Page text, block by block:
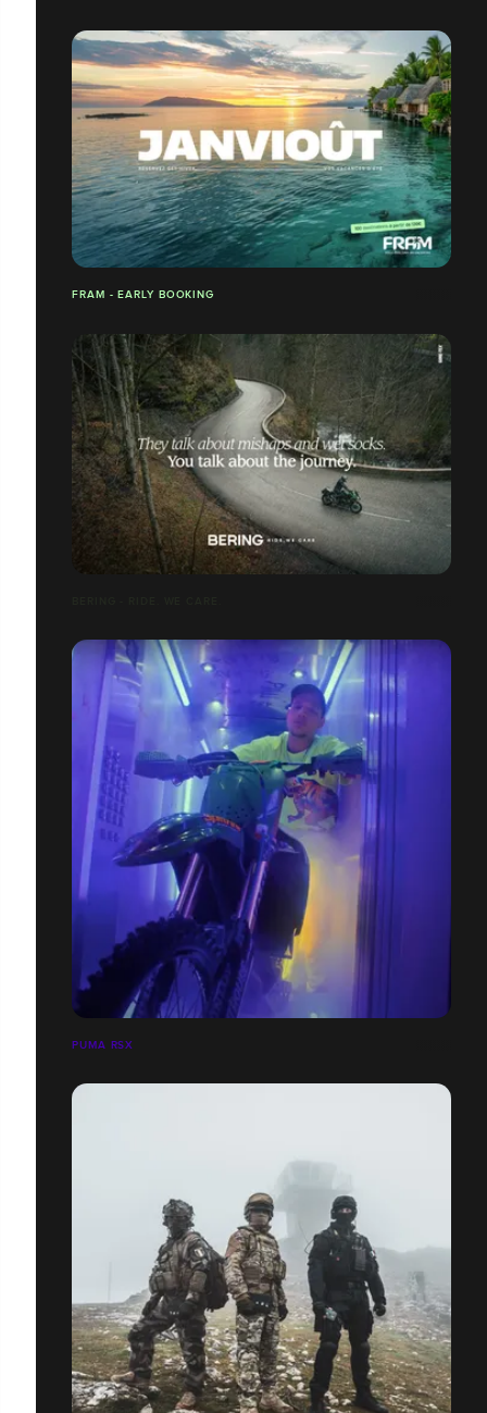
FRAM - EARLY BOOKING
PUMA RSX